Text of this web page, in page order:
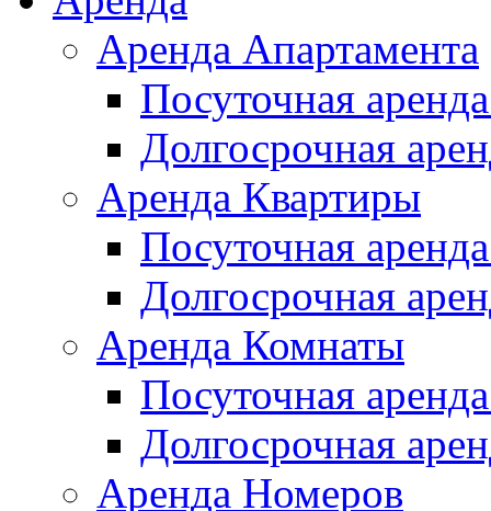
Аренда Апартамента
Посуточная
Долгосрочная
Аренда Квартиры
Посуточная
Долгосрочная
Аренда Комнаты
Посуточная
Долгосрочная
Аренда Номеров